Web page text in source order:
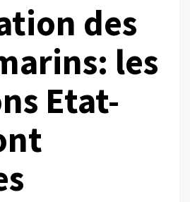
des
les
Etat-